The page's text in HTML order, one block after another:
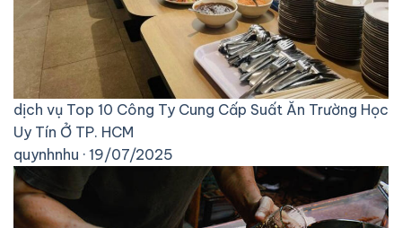
dịch vụ Top 10 Công Ty Cung Cấp Suất Ăn Trường Học
Uy Tín Ở TP. HCM
quynhnhu · 19/07/2025